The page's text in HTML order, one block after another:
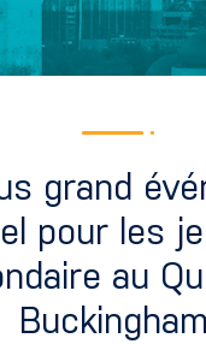
grand
pour les
au